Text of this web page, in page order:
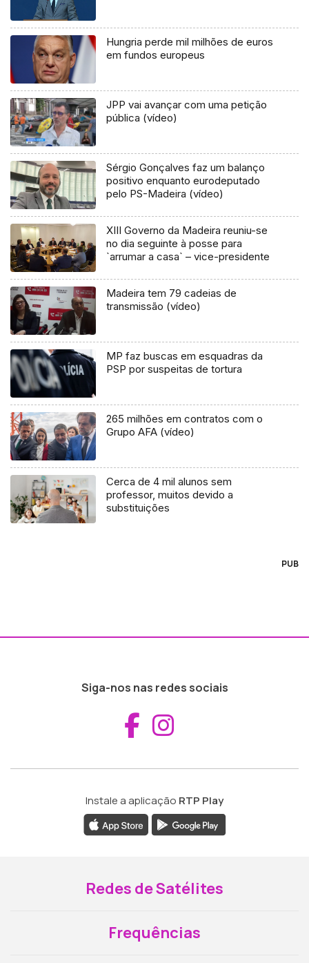
Hungria perde mil milhões de euros
em fundos europeus
JPP vai avançar com uma petição
pública (vídeo)
Sérgio Gonçalves faz um balanço
positivo enquanto eurodeputado
pelo PS-Madeira (vídeo)
XIII Governo da Madeira reuniu-se
no dia seguinte à posse para
`arrumar a casa` – vice-presidente
Madeira tem 79 cadeias de
transmissão (vídeo)
MP faz buscas em esquadras da
PSP por suspeitas de tortura
265 milhões em contratos com o
Grupo AFA (vídeo)
Cerca de 4 mil alunos sem
professor, muitos devido a
substituições
PUB
Siga-nos nas redes sociais
Aceder ao
Instale a aplicação RTP Play
Redes de Satélites
Frequências